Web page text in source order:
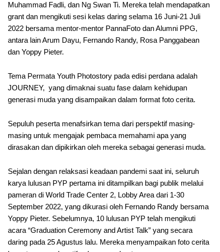
Muhammad Fadli, dan Ng Swan Ti. Mereka telah mendapatkan
grant dan mengikuti sesi kelas daring selama 16 Juni-21 Juli
2022 bersama mentor-mentor PannaFoto dan Alumni PPG,
antara lain Arum Dayu, Fernando Randy, Rosa Panggabean
dan Yoppy Pieter.
Tema Permata Youth Photostory pada edisi perdana adalah
JOURNEY, yang dimaknai suatu fase dalam kehidupan
generasi muda yang disampaikan dalam format foto cerita.
Sepuluh peserta menafsirkan tema dari perspektif masing-
masing untuk mengajak pembaca memahami apa yang
dirasakan dan dipikirkan oleh mereka sebagai generasi muda.
Sejalan dengan relaksasi keadaan pandemi saat ini, seluruh
karya lulusan PYP pertama ini ditampilkan bagi publik melalui
pameran di World Trade Center 2, Lobby Area dari 1-30
September 2022, yang dikurasi oleh Fernando Randy bersama
Yoppy Pieter. Sebelumnya, 10 lulusan PYP telah mengikuti
acara “Graduation Ceremony and Artist Talk” yang secara
daring pada 25 Agustus lalu. Mereka menyampaikan foto cerita